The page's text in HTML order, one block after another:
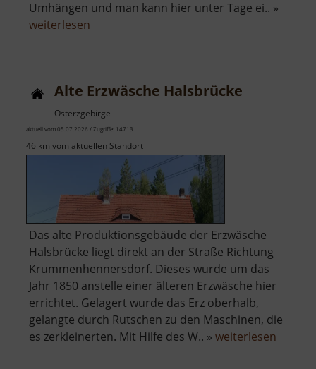
Umhängen und man kann hier unter Tage ei.. »
weiterlesen
Alte Erzwäsche Halsbrücke
Osterzgebirge
aktuell vom 05.07.2026 / Zugriffe: 14713
46 km vom aktuellen Standort
Das alte Produktionsgebäude der Erzwäsche
Halsbrücke liegt direkt an der Straße Richtung
Krummenhennersdorf. Dieses wurde um das
Jahr 1850 anstelle einer älteren Erzwäsche hier
errichtet. Gelagert wurde das Erz oberhalb,
gelangte durch Rutschen zu den Maschinen, die
es zerkleinerten. Mit Hilfe des W.. » weiterlesen